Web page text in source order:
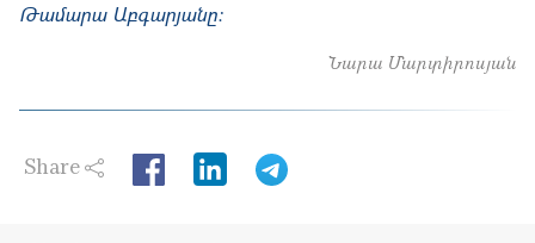
Թամարա Աբգարյանը:
Նարա Մարտիրոսյան
Share LinkedIn